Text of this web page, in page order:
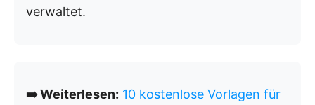
verwaltet.
➡️ Weiterlesen: 10 kostenlose Vorlagen für